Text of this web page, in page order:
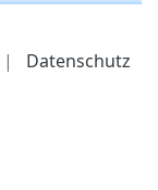
| Datenschutz